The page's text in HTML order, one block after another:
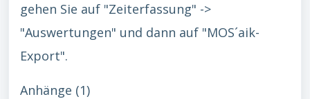
gehen Sie auf "Zeiterfassung" ->
"Auswertungen" und dann auf "MOS´aik-
Export".
Anhänge (1)